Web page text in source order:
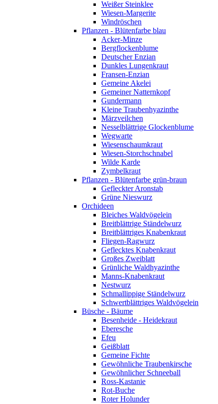
Weißer Steinklee
Wiesen-Margerite
Windröschen
Pflanzen - Blütenfarbe blau
Acker-Minze
Bergflockenblume
Deutscher Enzian
Dunkles Lungenkraut
Fransen-Enzian
Gemeine Akelei
Gemeiner Natternkopf
Gundermann
Kleine Traubenhyazinthe
Märzveilchen
Nesselblättrige Glockenblume
Wegwarte
Wiesenschaumkraut
Wiesen-Storchschnabel
Wilde Karde
Zymbelkraut
Pflanzen - Blütenfarbe grün-braun
Gefleckter Aronstab
Grüne Nieswurz
Orchideen
Bleiches Waldvögelein
Breitblättrige Ständelwurz
Breitblättriges Knabenkraut
Fliegen-Ragwurz
Geflecktes Knabenkraut
Großes Zweiblatt
Grünliche Waldhyazinthe
Manns-Knabenkraut
Nestwurz
Schmallippige Ständelwurz
Schwertblättriges Waldvögelein
Büsche - Bäume
Besenheide - Heidekraut
Eberesche
Efeu
Geißblatt
Gemeine Fichte
Gewöhnliche Traubenkirsche
Gewöhnlicher Schneeball
Ross-Kastanie
Rot-Buche
Roter Holunder